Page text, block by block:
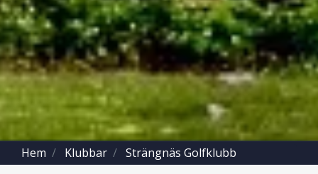
Hem Klubbar Strängnäs Golfklubb